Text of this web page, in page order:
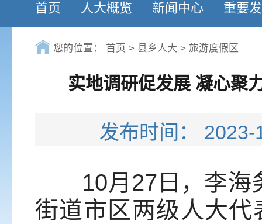
首页 人大概览 新闻中心 重要
您的位置： 首页 > 县乡人大 > 旅游度假区
实地调研促发展 凝心聚
发布时间：
10月27日，李海务
街道市区两级人大